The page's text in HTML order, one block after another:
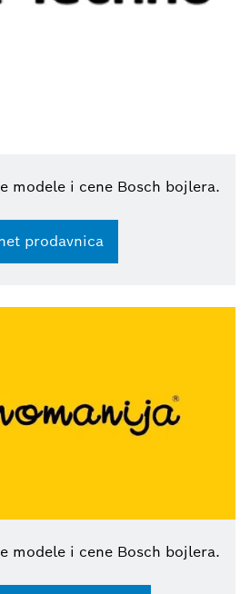
modele i cene Bosch bojlera.
prodavnica
modele i cene Bosch bojlera.